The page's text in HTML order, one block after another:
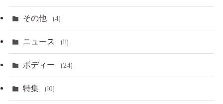
その他 (4)
ニュース (11)
ボディー (24)
特集 (10)